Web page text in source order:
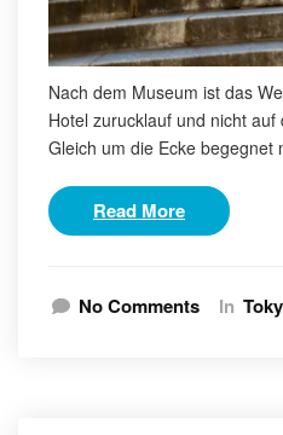
Nach dem Museum ist das
Hotel zurucklauf und nicht
Gleich um die Ecke begegnet
Read More
No Comments In